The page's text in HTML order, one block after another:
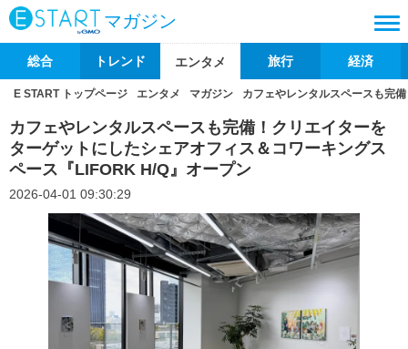
マガジン
総合 トレンド エンタメ 旅行 経済
E START トップページ エンタメ マガジン カフェやレンタルスペースも完
カフェやレンタルスペースも完備！クリエイターを
ターゲットにしたシェアオフィス＆コワーキングス
ペース『LIFORK H/Q』オープン
2026-04-01 09:30:29